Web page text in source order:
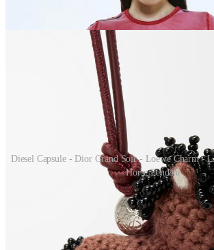
Diesel Capsule - Dior Grand Soir - Loewe Charm -
Horse Pendant
Tra i brand che hanno preparato qualcosa di
Capodanno cinese spiccanoDiesel, che ha
Chloè, Tod’s, LoeweeLoro
sviluppato adorabili portachiavi a forma di
argento, oro e altri materiali preziosi. Per il